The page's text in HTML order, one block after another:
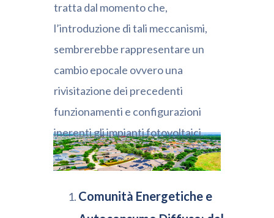
tratta dal momento che,
l’introduzione di tali meccanismi,
sembrerebbe rappresentare un
cambio epocale ovvero una
rivisitazione dei precedenti
funzionamenti e configurazioni
inerenti gli impianti fotovoltaici.
Comunità Energetiche e